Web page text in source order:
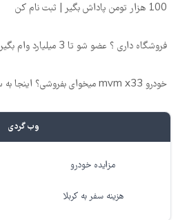
100 هزار تومن پاداش بگیر | ثبت نام کن
فروشگاه داری ؟ عضو شو تا 3 میلیارد وام بگیر
خودرو mvm x33 میخوای بفروشی؟ اینجا به سرعت فروش میره
وب گردی
مزایده خودرو
هزینه سفر به کربلا